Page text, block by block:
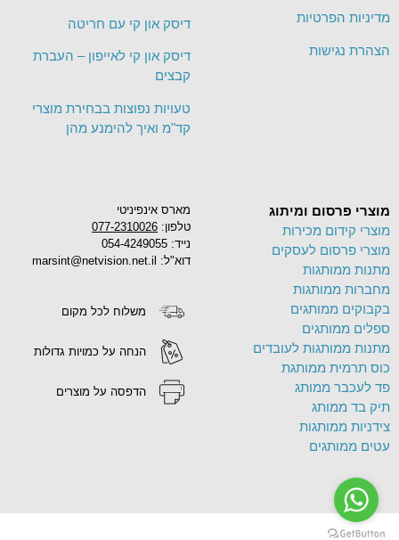
מארס אינפיניטי
טלפון: 077-2310026
נייד: 054-4249055
דוא"ל: marsint@netvision.net.il
משלוח לכל מקום
הנחה על כמויות גדולות
הדפסה על מוצרים
מוצרי פרסום ומיתוג
מוצרי קידום מכירות
מוצרי פרסום לעסקים
מתנות ממותגות
מחברות ממותגות
בקבוקים ממותגים
ספלים ממותגים
מתנות ממותגות לעובדים
כוס תרמית ממותגת
פד לעכבר ממותג
תיק בד ממותג
צידניות ממותגות
עטים ממותגים
דיסק און קי עם חריטה
דיסק און קי לאייפון – העברת
קבצים
טעויות נפוצות בבחירת מוצרי
קד"מ ואיך להימנע מהן
מדיניות הפרטיות
הצהרת נגישות